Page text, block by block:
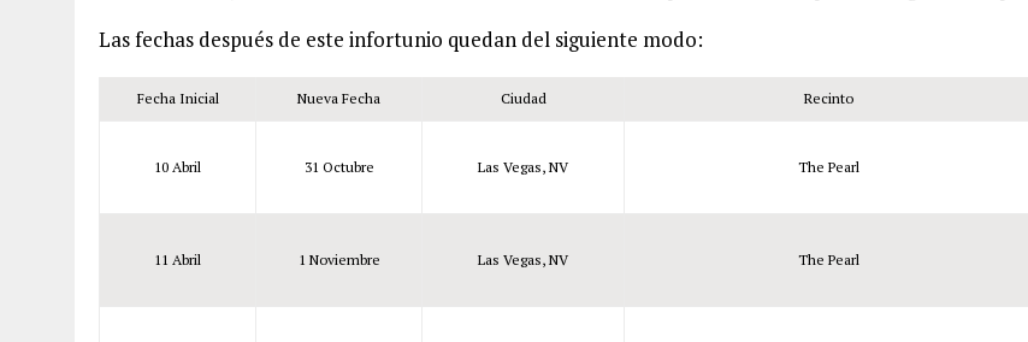
Las fechas después de este infortunio quedan del siguiente modo:
Fecha Inicial Nueva Fecha Ciudad Recinto
10 Abril 31 Octubre Las Vegas, NV The Pearl
11 Abril 1 Noviembre Las Vegas, NV The Pearl